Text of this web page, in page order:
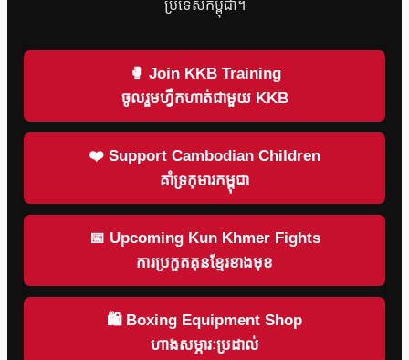
ប្រទេសកម្ពុជា។
🥊 Join KKB Training
ចូលរួមហ្វឹកហាត់ជាមួយ KKB
❤️ Support Cambodian Children
គាំទ្រកុមារកម្ពុជា
📅 Upcoming Kun Khmer Fights
ការប្រកួតគុនខ្មែរខាងមុខ
🛍 Boxing Equipment Shop
ហាងសម្ភារៈប្រដាល់